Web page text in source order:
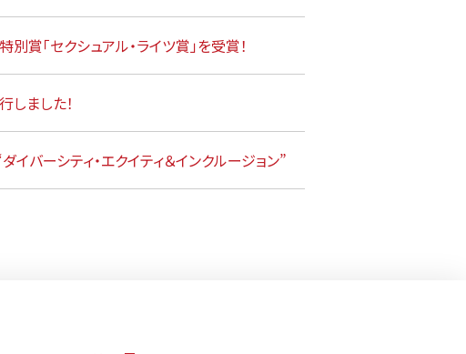
賞「セクシュアル・ライツ賞」を受賞！
ました！
イバーシティ・エクイティ＆インクルージョン”